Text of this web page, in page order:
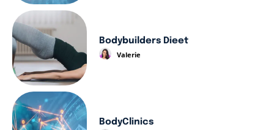
Bodybuilders Dieet
Valerie
BodyClinics